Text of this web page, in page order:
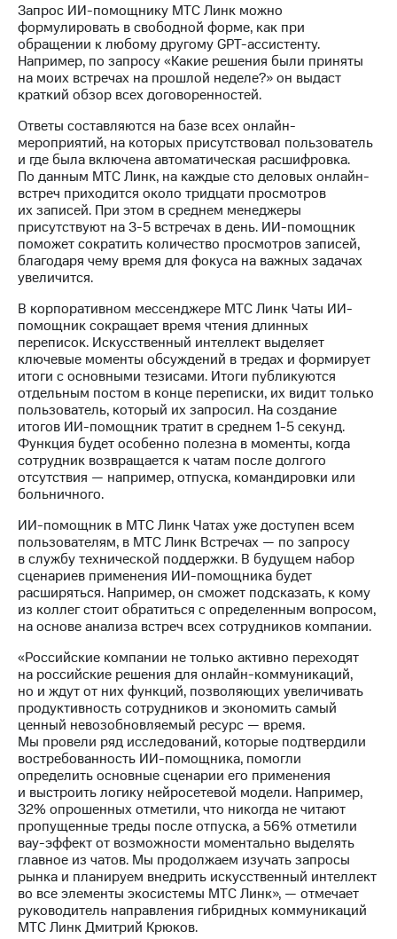
и акционерам
Корпоративное
управление
Корпоративный
секретарь
Раскрытие
информации
Информация
акционерам
Документы
ПАО
"МТС"
Собрания
акционеров
Личный
кабинет
акционера
Акционерный
капитал
Контроль
и
аудит
Рынок
акций
Описание
Программа
Порядок
выкупа
акций
Дивиденды
Рынок
облигаций
Еврооблигации-2023
Уведомление
о
погашении
именных
облигаций
Другое
Регистратор
Реквизиты
Контакты
развитие
деловая этика
На главную
Запрос ИИ-помощнику МТС Линк можно
формулировать в свободной форме, как при
обращении к любому другому GPT-ассистенту.
Например, по запросу «Какие решения были приняты
на моих встречах на прошлой неделе?» он выдаст
краткий обзор всех договоренностей.
Ответы составляются на базе всех онлайн-
мероприятий, на которых присутствовал пользователь
и где была включена автоматическая расшифровка.
По данным МТС Линк, на каждые сто деловых онлайн-
встреч приходится около тридцати просмотров
их записей. При этом в среднем менеджеры
присутствуют на 3-5 встречах в день. ИИ-помощник
поможет сократить количество просмотров записей,
благодаря чему время для фокуса на важных задачах
увеличится.
В корпоративном мессенджере МТС Линк Чаты ИИ-
помощник сокращает время чтения длинных
переписок. Искусственный интеллект выделяет
ключевые моменты обсуждений в тредах и формирует
итоги с основными тезисами. Итоги публикуются
отдельным постом в конце переписки, их видит только
пользователь, который их запросил. На создание
итогов ИИ-помощник тратит в среднем 1-5 секунд.
Функция будет особенно полезна в моменты, когда
сотрудник возвращается к чатам после долгого
отсутствия — например, отпуска, командировки или
больничного.
ИИ-помощник в МТС Линк Чатах уже доступен всем
пользователям, в МТС Линк Встречах — по запросу
в службу технической поддержки. В будущем набор
сценариев применения ИИ-помощника будет
расширяться. Например, он сможет подсказать, к кому
из коллег стоит обратиться с определенным вопросом,
на основе анализа встреч всех сотрудников компании.
«Российские компании не только активно переходят
на российские решения для онлайн-коммуникаций,
но и ждут от них функций, позволяющих увеличивать
продуктивность сотрудников и экономить самый
ценный невозобновляемый ресурс — время.
Мы провели ряд исследований, которые подтвердили
востребованность ИИ-помощника, помогли
определить основные сценарии его применения
и выстроить логику нейросетевой модели. Например,
32% опрошенных отметили, что никогда не читают
пропущенные треды после отпуска, а 56% отметили
вау-эффект от возможности моментально выделять
главное из чатов. Мы продолжаем изучать запросы
рынка и планируем внедрить искусственный интеллект
во все элементы экосистемы МТС Линк», — отмечает
руководитель направления гибридных коммуникаций
МТС Линк Дмитрий Крюков.